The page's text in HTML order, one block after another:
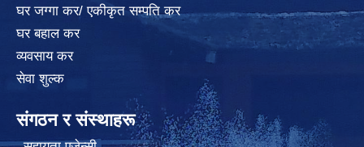
घर जग्गा कर/ एकीकृत सम्पति कर
घर बहाल कर
व्यवसाय कर
सेवा शुल्क
संगठन र संस्थाहरू